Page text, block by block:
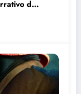
del